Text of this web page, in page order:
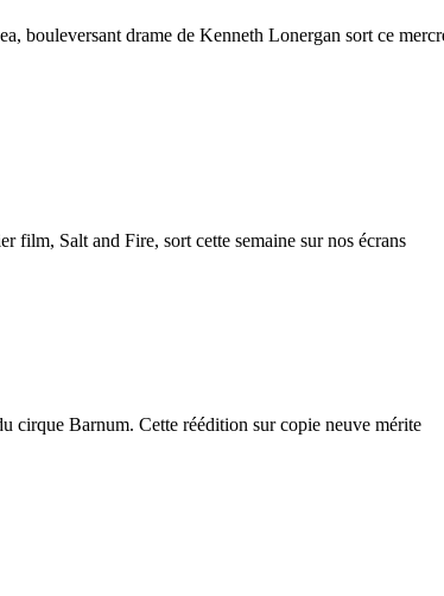
bouleversant drame de Kenneth Lonergan sort ce
film, Salt and Fire, sort cette semaine sur nos écrans
cirque Barnum. Cette réédition sur copie neuve mérite